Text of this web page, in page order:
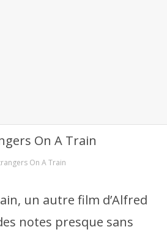
On A Train
un autre film d’Alfred
notes presque sans